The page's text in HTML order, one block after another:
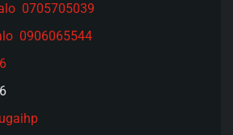
0705705039
0906065544